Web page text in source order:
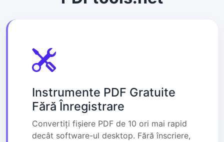
Instrumente PDF Gratuite
Fără Înregistrare
Convertiți fișiere PDF de 10 ori mai rapid
decât software-ul desktop. Fără înscriere,